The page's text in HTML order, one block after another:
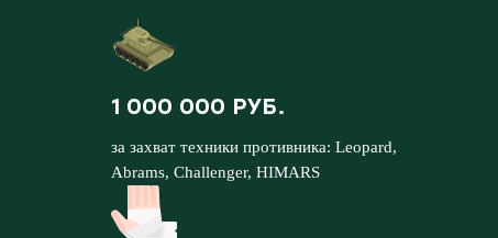
1 000 000 РУБ.
за захват техники противника: Leopard,
Abrams, Challenger, HIMARS